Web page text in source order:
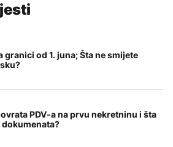
granici od 1. juna; Šta ne smijete
PDV-a na prvu nekretninu i šta